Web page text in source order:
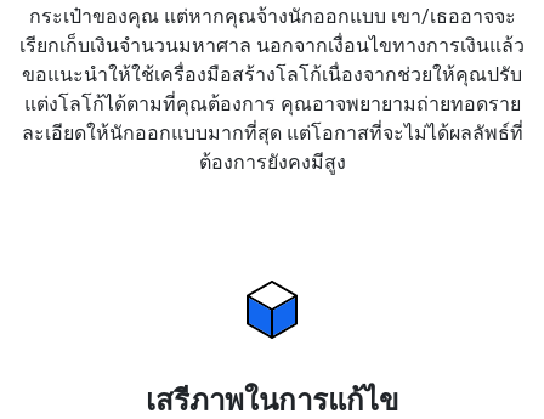
กระเป๋าของคุณ แต่หากคุณจ้างนักออกแบบ เขา/เธออาจจะ
เรียกเก็บเงินจำนวนมหาศาล นอกจากเงื่อนไขทางการเงินแล้ว
ขอแนะนำให้ใช้เครื่องมือสร้างโลโก้เนื่องจากช่วยให้คุณปรับ
แต่งโลโก้ได้ตามที่คุณต้องการ คุณอาจพยายามถ่ายทอดราย
ละเอียดให้นักออกแบบมากที่สุด แต่โอกาสที่จะไม่ได้ผลลัพธ์ที่
ต้องการยังคงมีสูง
เสรีภาพในการแก้ไข